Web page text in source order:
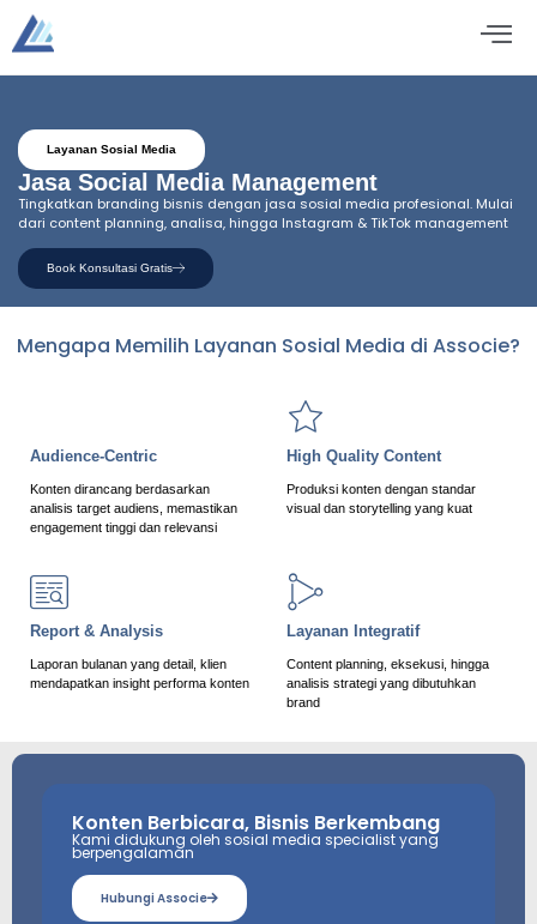
Layanan Sosial Media
Jasa Social Media Management
Tingkatkan branding bisnis dengan jasa sosial media profesional. Mulai
dari content planning, analisa, hingga Instagram & TikTok management
Book Konsultasi Gratis
Mengapa Memilih Layanan Sosial Media di Associe?
Audience-Centric
Konten dirancang berdasarkan
analisis target audiens, memastikan
engagement tinggi dan relevansi
High Quality Content
Produksi konten dengan standar
visual dan storytelling yang kuat
Report & Analysis
Laporan bulanan yang detail, klien
mendapatkan insight performa konten
Layanan Integratif
Content planning, eksekusi, hingga
analisis strategi yang dibutuhkan
brand
Konten Berbicara, Bisnis Berkembang
Kami didukung oleh sosial media specialist yang
berpengalaman
Hubungi Associe